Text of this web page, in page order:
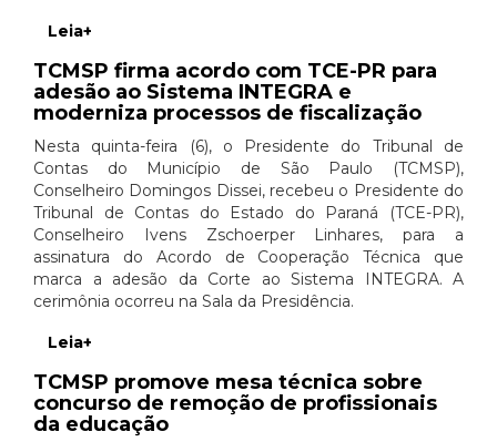
Leia+
TCMSP firma acordo com TCE-PR para
adesão ao Sistema INTEGRA e
moderniza processos de fiscalização
Nesta quinta-feira (6), o Presidente do Tribunal de
Contas do Município de São Paulo (TCMSP),
Conselheiro Domingos Dissei, recebeu o Presidente do
Tribunal de Contas do Estado do Paraná (TCE-PR),
Conselheiro Ivens Zschoerper Linhares, para a
assinatura do Acordo de Cooperação Técnica que
marca a adesão da Corte ao Sistema INTEGRA. A
cerimônia ocorreu na Sala da Presidência.
Leia+
TCMSP promove mesa técnica sobre
concurso de remoção de profissionais
da educação